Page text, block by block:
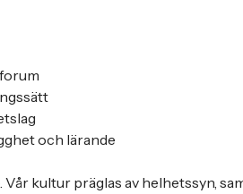
och lärande
kultur präglas av helhetssyn,